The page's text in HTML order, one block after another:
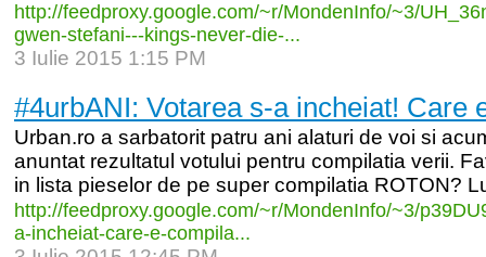
http://feedproxy.google.com/~r/MondenInfo/~3/UH_
gwen-stefani---kings-never-die-...
3 Iulie 2015 1:15 PM
#4urbANI: Votarea s-a incheiat! Care
Urban.ro a sarbatorit patru ani alaturi de voi si
anuntat rezultatul votului pentru compilatia verii.
in lista pieselor de pe super compilatia ROTON?
http://feedproxy.google.com/~r/MondenInfo/~3/
a-incheiat-care-e-compila...